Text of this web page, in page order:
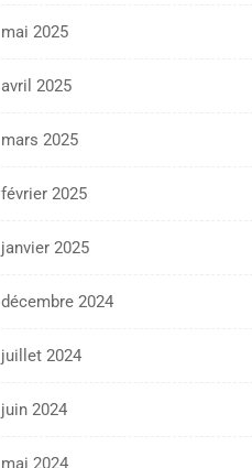
mai 2025
avril 2025
mars 2025
février 2025
janvier 2025
décembre 2024
juillet 2024
juin 2024
mai 2024